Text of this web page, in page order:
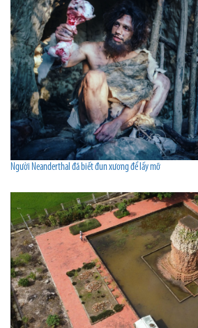
Người Neanderthal đã biết đun xương để lấy mỡ